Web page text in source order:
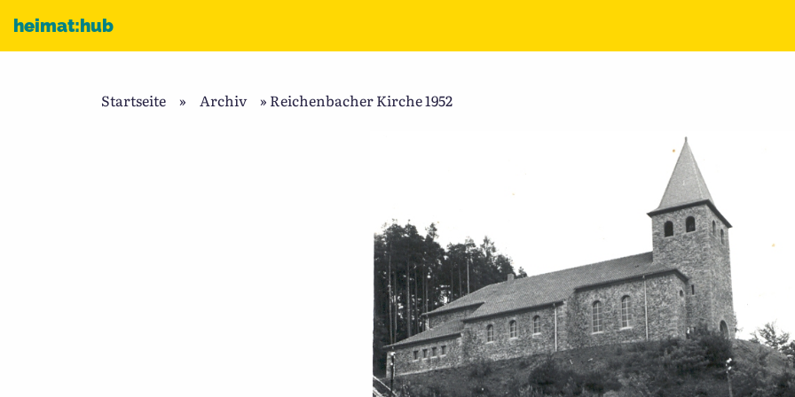
heimat:hub
Startseite » Archiv » Reichenbacher Kirche 1952